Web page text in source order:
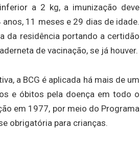
a 2 kg, a imunização deve
11 meses e 29 dias de idade.
da residência portando a certidão
de vacinação, se já houver.
a BCG é aplicada há mais de um
e óbitos pela doença em todo o
em 1977, por meio do Programa
obrigatória para crianças.